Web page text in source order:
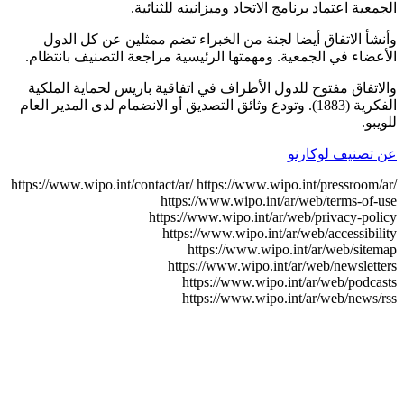
الجمعية اعتماد برنامج الاتحاد وميزانيته للثنائية.
وأنشأ الاتفاق أيضا لجنة من الخبراء تضم ممثلين عن كل الدول
الأعضاء في الجمعية. ومهمتها الرئيسية مراجعة التصنيف بانتظام.
والاتفاق مفتوح للدول الأطراف في اتفاقية باريس لحماية الملكية
الفكرية (1883). وتودع وثائق التصديق أو الانضمام لدى المدير العام
للويبو.
عن تصنيف لوكارنو
https://www.wipo.int/contact/ar/ https://www.wipo.int/pressroom/ar/
https://www.wipo.int/ar/web/terms-of-use
https://www.wipo.int/ar/web/privacy-policy
https://www.wipo.int/ar/web/accessibility
https://www.wipo.int/ar/web/sitemap
https://www.wipo.int/ar/web/newsletters
https://www.wipo.int/ar/web/podcasts
https://www.wipo.int/ar/web/news/rss